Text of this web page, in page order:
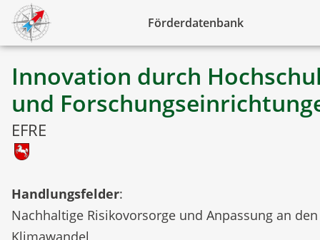
Förderdatenbank
Innovation durch
und
EFRE
Handlungsfelder:
Nachhaltige Risikovorsorge und Anpassung an den
Klimawandel